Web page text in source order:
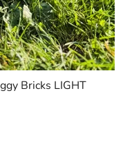
Bricks LIGHT